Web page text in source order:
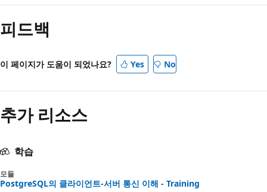
기
모
사
안
함
피드백
이 페이지가 도움이 되었나요? Yes No
추가 리소스
학습
모듈
PostgreSQL의 클라이언트-서버 통신 이해 - Training